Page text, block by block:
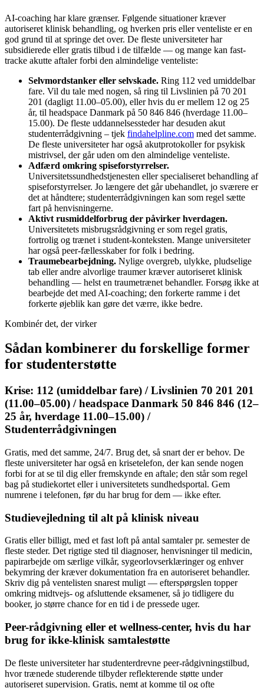
AI-coaching har klare grænser. Følgende situationer kræver
autoriseret klinisk behandling, og hverken pris eller venteliste er en
god grund til at springe det over. De fleste universiteter har
subsidierede eller gratis tilbud i de tilfælde — og mange kan fast-
tracke akutte aftaler forbi den almindelige venteliste:
Selvmordstanker eller selvskade. Ring 112 ved umiddelbar
fare. Vil du tale med nogen, så ring til Livslinien på 70 201
201 (dagligt 11.00–05.00), eller hvis du er mellem 12 og 25
år, til headspace Danmark på 50 846 846 (hverdage 11.00–
15.00). De fleste uddannelsessteder har desuden akut
studenterrådgivning – tjek findahelpline.com med det samme.
De fleste universiteter har også akutprotokoller for psykisk
mistrivsel, der går uden om den almindelige venteliste.
Adfærd omkring spiseforstyrrelser.
Universitetssundhedstjenesten eller specialiseret behandling af
spiseforstyrrelser. Jo længere det går ubehandlet, jo sværere er
det at håndtere; studenterrådgivningen kan som regel sætte
fart på henvisningerne.
Aktivt rusmiddelforbrug der påvirker hverdagen.
Universitetets misbrugsrådgivning er som regel gratis,
fortrolig og trænet i student-konteksten. Mange universiteter
har også peer-fællesskaber for folk i bedring.
Traumebearbejdning. Nylige overgreb, ulykke, pludselige
tab eller andre alvorlige traumer kræver autoriseret klinisk
behandling — helst en traumetrænet behandler. Forsøg ikke at
bearbejde det med AI-coaching; den forkerte ramme i det
forkerte øjeblik kan gøre det værre, ikke bedre.
Kombinér det, der virker
Sådan kombinerer du forskellige former
for studenterstøtte
Krise: 112 (umiddelbar fare) / Livslinien 70 201 201
(11.00–05.00) / headspace Danmark 50 846 846 (12–
25 år, hverdage 11.00–15.00) /
Studenterrådgivningen
Gratis, med det samme, 24/7. Brug det, så snart der er behov. De
fleste universiteter har også en krisetelefon, der kan sende nogen
forbi for at se til dig eller fremskynde en aftale; den står som regel
bag på studiekortet eller i universitetets sundhedsportal. Gem
numrene i telefonen, før du har brug for dem — ikke efter.
Studievejledning til alt på klinisk niveau
Gratis eller billigt, med et fast loft på antal samtaler pr. semester de
fleste steder. Det rigtige sted til diagnoser, henvisninger til medicin,
papirarbejde om særlige vilkår, sygeorlovserklæringer og enhver
bekymring der kræver dokumentation fra en autoriseret behandler.
Skriv dig på ventelisten snarest muligt — efterspørgslen topper
omkring midtvejs- og afsluttende eksamener, så jo tidligere du
booker, jo større chance for en tid i de pressede uger.
Peer-rådgivning eller et wellness-center, hvis du har
brug for ikke-klinisk samtalestøtte
De fleste universiteter har studenterdrevne peer-rådgivningstilbud,
hvor trænede studerende tilbyder reflekterende støtte under
autoriseret supervision. Gratis, nemt at komme til og ofte